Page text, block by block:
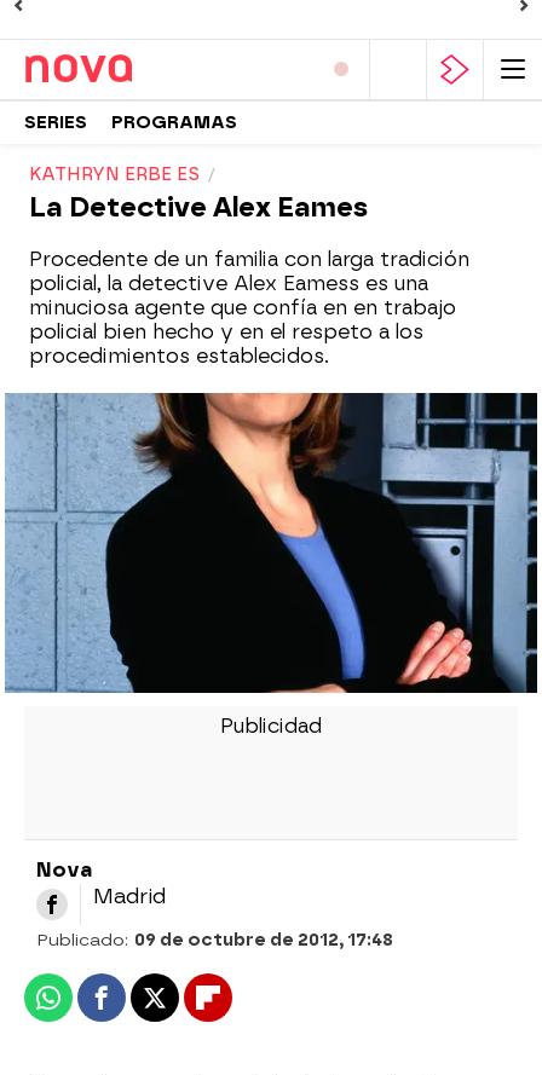
SERIES PROGRAMAS
KATHRYN ERBE ES
La Detective Alex Eames
Procedente de un familia con larga tradición
policial, la detective Alex Eamess es una
minuciosa agente que confía en en trabajo
policial bien hecho y en el respeto a los
procedimientos establecidos.
Nova
Madrid
Publicado: 09 de octubre de 2012, 17:48
WhatsappFacebook
X Flipboard